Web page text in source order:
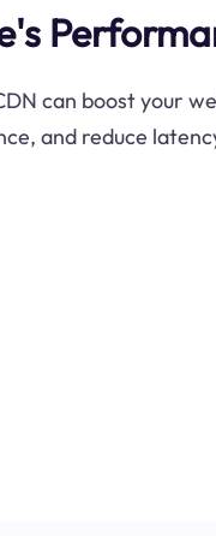
can boost your
and reduce